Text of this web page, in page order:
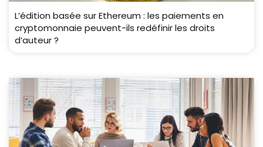
L’édition basée sur Ethereum : les paiements en
cryptomonnaie peuvent-ils redéfinir les droits
d’auteur ?